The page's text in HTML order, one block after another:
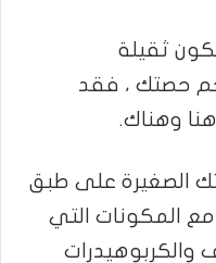
ثقيلة
حصتك ، فقد
وهناك.
الصغيرة على طبق
مع المكونات التي
والكربوهيدرات